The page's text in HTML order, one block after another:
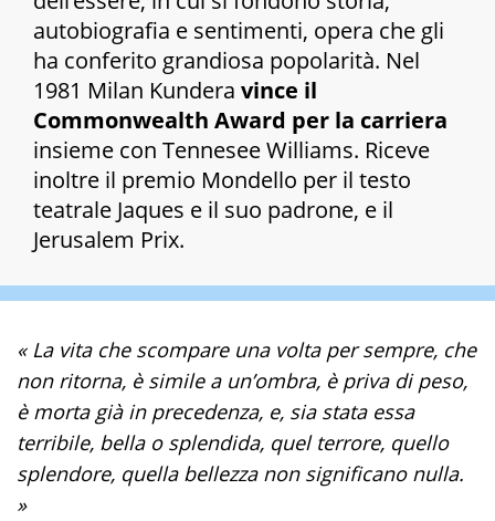
autobiografia e sentimenti, opera che gli
ha conferito grandiosa popolarità. Nel
1981 Milan Kundera vince il
Commonwealth Award per la carriera
insieme con Tennesee Williams. Riceve
inoltre il premio Mondello per il testo
teatrale Jaques e il suo padrone, e il
Jerusalem Prix.
« La vita che scompare una volta per sempre, che
non ritorna, è simile a un’ombra, è priva di peso,
è morta già in precedenza, e, sia stata essa
terribile, bella o splendida, quel terrore, quello
splendore, quella bellezza non significano nulla.
»